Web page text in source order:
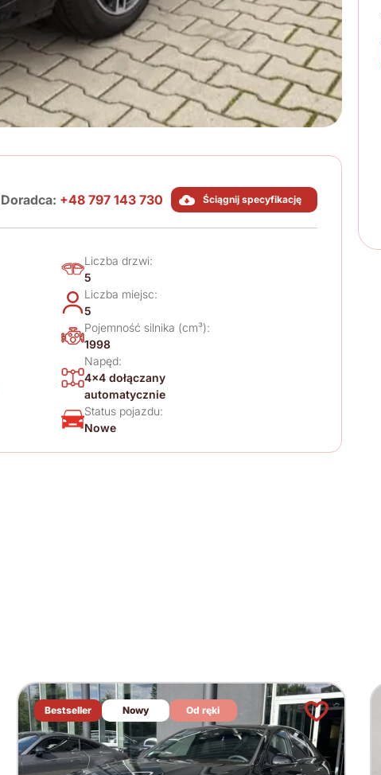
Doradca: +48 797 143 730 Ściągnij specyfikację
Liczba drzwi:
5
Liczba miejsc:
5
Pojemność silnika (cm³):
1998
Napęd:
4x4 dołączany
automatycznie
Status pojazdu:
Nowe
Bestseller Nowy Od ręki